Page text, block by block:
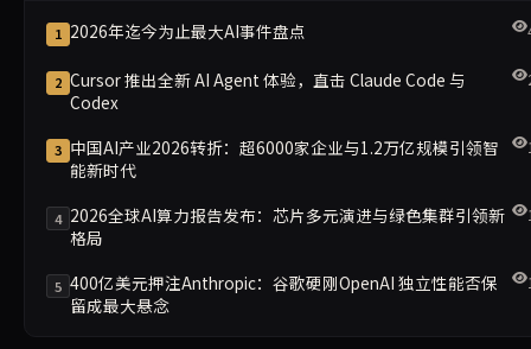
1 2026年迄今为止最大AI事件盘点
2 Cursor 推出全新 AI Agent 体验，直击 Claude Code 与
Codex
3 中国AI产业2026转折：超6000家企业与1.2万亿规模引领智
能新时代
4 2026全球AI算力报告发布：芯片多元演进与绿色集群引领新
格局
5 400亿美元押注Anthropic：谷歌硬刚OpenAI 独立性能否保
留成最大悬念